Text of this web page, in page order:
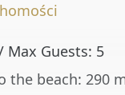
Max Guests: 5
the beach: 290